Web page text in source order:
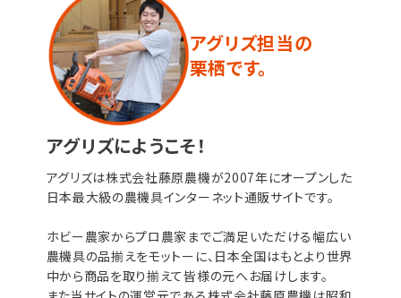
アグリズ担当の
栗栖です。
アグリズにようこそ！
アグリズは株式会社藤原農機が2007年にオープンした
日本最大級の農機具インターネット通販サイトです。
ホビー農家からプロ農家までご満足いただける幅広い
農機具の品揃えをモットーに、日本全国はもとより世界
中から商品を取り揃えて皆様の元へお届けします。